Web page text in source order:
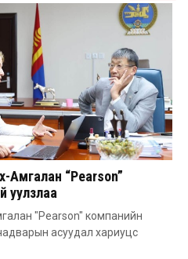
Амгалан “Pearson”
уулзлаа
"Pearson" компанийн
асуудал хариуцс